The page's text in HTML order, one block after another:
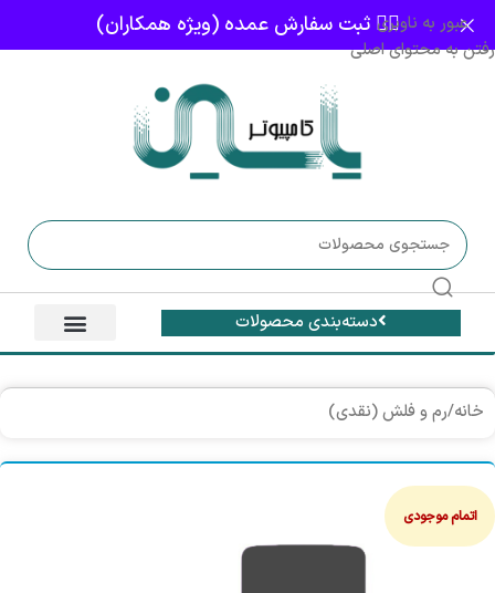
عبور به ناوبری
رفتن به محتوای اصلی
👈🏻 ثبت سفارش عمده (ویژه همکاران)
دسته‌بندی محصولات
خانه/رم و فلش (نقدی)
اتمام موجودی